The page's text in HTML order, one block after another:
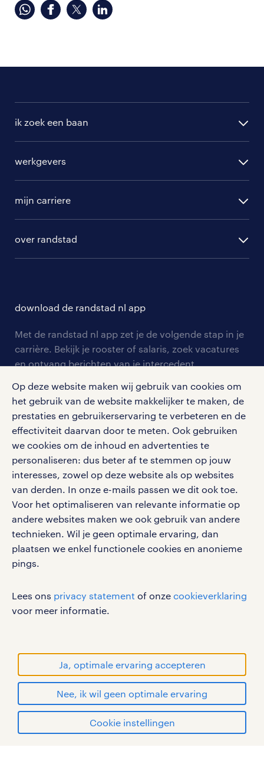
Op deze website maken wij gebruik van cookies om
het gebruik van de website makkelijker te maken, de
prestaties en gebruikerservaring te verbeteren en de
effectiviteit daarvan door te meten. Ook gebruiken
we cookies om de inhoud en advertenties te
personaliseren: dus beter af te stemmen op jouw
interesses, zowel op deze website als op websites
van derden. In onze e-mails passen we dit ook toe.
Voor het optimaliseren van relevante informatie op
andere websites maken we ook gebruik van andere
technieken. Wil je geen optimale ervaring, dan
plaatsen we enkel functionele cookies en anonieme
pings.
Lees ons privacy statement of onze cookieverklaring
voor meer informatie.
Ja, optimale ervaring accepteren
Nee, ik wil geen optimale ervaring
Cookie instellingen
solliciteren
ik zoek een baan
randstad professional
randstad digital
werkgevers
hr-diensten
branches
tarieven
personeel gezocht
aanmelden nieuwsbrief
mijn carriere
solliciteren
blogs en artikelen
bruto-netto calculator
over randstad
onze vestigingen
pers
klachten en misstanden
download de randstad nl app
Met de randstad nl app zet je de volgende stap in je
carrière. Bekijk je rooster of salaris, zoek vacatures
en ontvang berichten van je intercedent.
apple app store
google play store
social media
Volg ons voor de leukste content omtrent
vacatures, solliciteren en inspiratie.
gebruikersvoorwaarden
disclaimer
sitemap
RANDSTAD, HUMAN FORWARD en SHAPING THE
WORLD OF WORK zijn geregistreerde
handelsmerken van Randstad N.V.